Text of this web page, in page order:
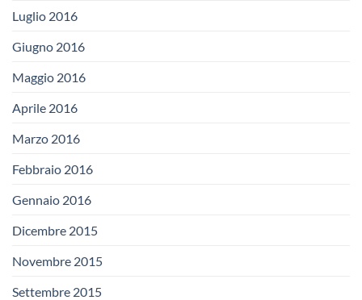
Luglio 2016
Giugno 2016
Maggio 2016
Aprile 2016
Marzo 2016
Febbraio 2016
Gennaio 2016
Dicembre 2015
Novembre 2015
Settembre 2015